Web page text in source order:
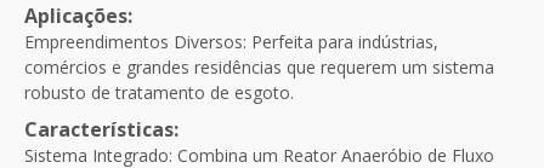
Aplicações:
Empreendimentos Diversos: Perfeita para indústrias,
comércios e grandes residências que requerem um sistema
robusto de tratamento de esgoto.
Características:
Sistema Integrado: Combina um Reator Anaeróbio de Fluxo